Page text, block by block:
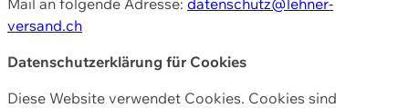
versand.ch
Datenschutzerklärung für Cookies
Diese Website verwendet Cookies. Cookies sind